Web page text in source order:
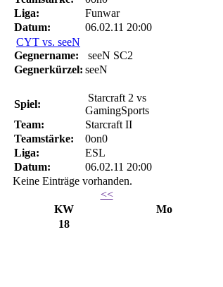
Liga:
Funwar
Datum:
06.02.11 20:00
CYT vs. seeN
Gegnername:
seeN SC2
Gegnerkürzel: seeN
Spiel:
Starcraft 2 vs
GamingSports
Team:
Starcraft II
Teamstärke:
0on0
Liga:
ESL
Datum:
06.02.11 20:00
Keine Einträge vorhanden.
<<
KW
Mo
18